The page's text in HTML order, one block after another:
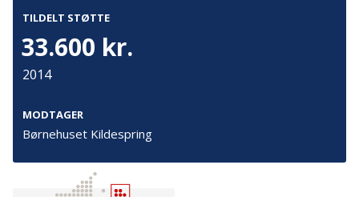
TILDELT STØTTE
33.600 kr.
2014
MODTAGER
Børnehuset Kildespring
Tilmeld nyhedsbrev
De seneste nyheder om TrygFondens og TryghedsGruppens
aktiviteter direkte i din indbakke.